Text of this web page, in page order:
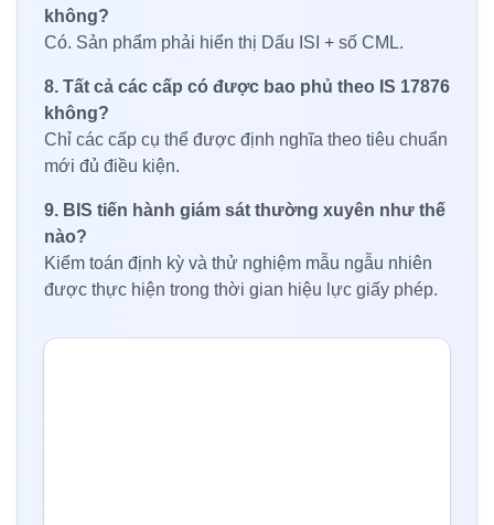
không?
Có. Sản phẩm phải hiển thị Dấu ISI + số CML.
8. Tất cả các cấp có được bao phủ theo IS 17876
không?
Chỉ các cấp cụ thể được định nghĩa theo tiêu chuẩn
mới đủ điều kiện.
9. BIS tiến hành giám sát thường xuyên như thế
nào?
Kiểm toán định kỳ và thử nghiệm mẫu ngẫu nhiên
được thực hiện trong thời gian hiệu lực giấy phép.